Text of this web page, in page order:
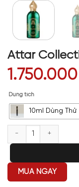
Attar
1.750.000
Dung tích
10ml Dùng Thử
Attar Collection Al
MUA NGAY